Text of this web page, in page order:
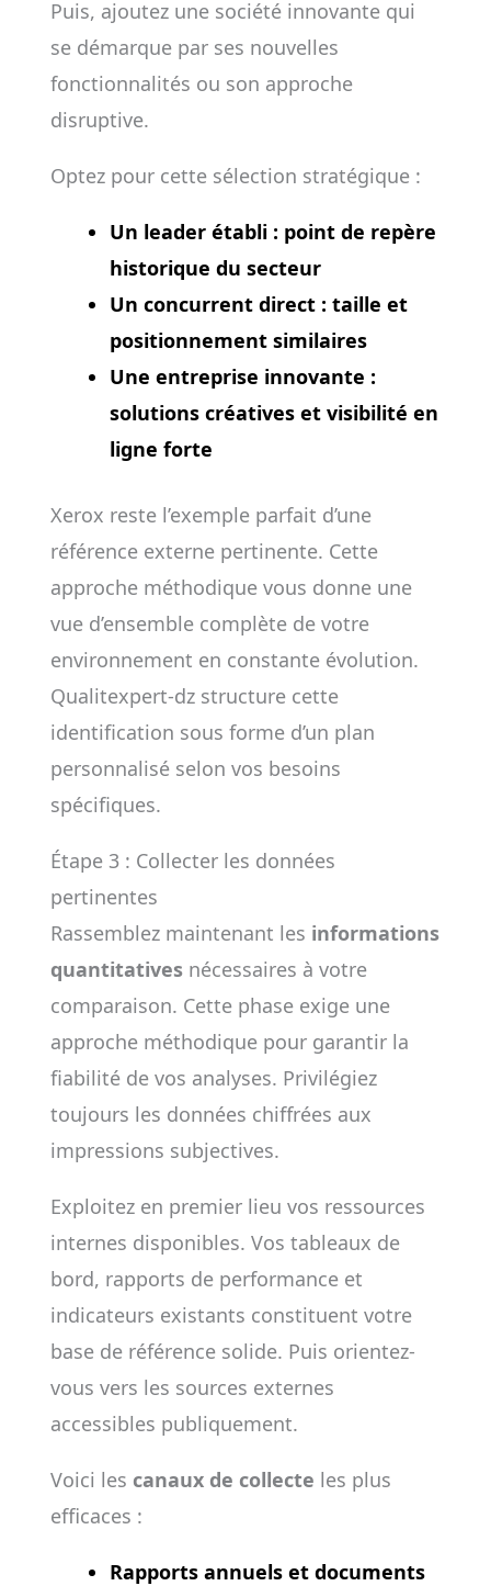
Puis, ajoutez une société innovante qui
se démarque par ses nouvelles
fonctionnalités ou son approche
disruptive.
Optez pour cette sélection stratégique :
Un leader établi: point de repère
historique du secteur
Un concurrent direct: taille et
positionnement similaires
Une entreprise innovante :
solutions créatives et visibilité en
ligne forte
Xerox reste l’exemple parfait d’une
référence externe pertinente. Cette
approche méthodique vous donne une
vue d’ensemble complète de votre
environnement en constante évolution.
Qualitexpert-dz structure cette
identification sous forme d’un plan
personnalisé selon vos besoins
spécifiques.
Étape 3 : Collecter les données
pertinentes
Rassemblez maintenant les informations
quantitativesnécessaires à votre
comparaison. Cette phase exige une
approche méthodique pour garantir la
fiabilité de vos analyses. Privilégiez
toujours les données chiffrées aux
impressions subjectives.
Exploitez en premier lieu vos ressources
internes disponibles. Vos tableaux de
bord, rapports de performance et
indicateurs existants constituent votre
base de référence solide. Puis orientez-
vous vers les sources externes
accessibles publiquement.
Voici les canaux de collecte les plus
efficaces :
Rapports annuels et documents